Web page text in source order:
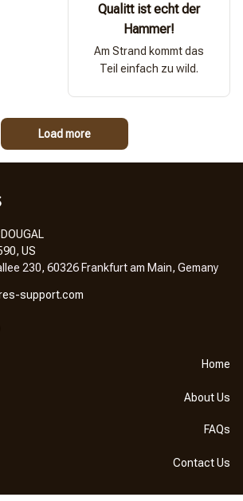
Qualitt ist echt der
Hammer!
Am Strand kommt das
Teil einfach zu wild.
Load more
US
230, 60326 Frankfurt am Main, Gemany
support.com
Home
About Us
FAQs
Contact Us